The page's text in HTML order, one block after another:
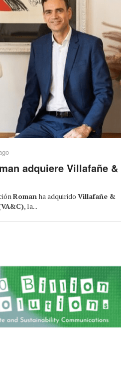
adquiere Villafañe &
Romanha adquirido Villafañe &
, la...